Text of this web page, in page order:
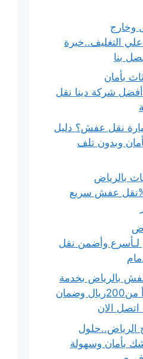
وخارج
علي التغليف..خبرة
بأمان
أفضل شركة دينا نقل
نقل عفش؟ دليل
وبدون تلف
بالرياض
تصل 40%نقل عفش سريع
لـأسرع وأضمن نقل
بالرياض بخدمة
احترافية وأسعار تبدأ من200ريال وضمان
الرياض..حلول
عفشك بأمان وسهولة